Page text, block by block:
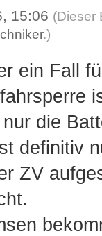
15:06 (Dieser
.)
ein Fall
die
definitiv
ZV